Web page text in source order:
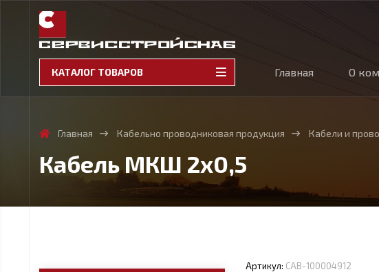
КАТАЛОГ ТОВАРОВ Главная О
Главная Кабельно проводниковая продукция Кабели и
Кабель МКШ 2х0,5
Артикул: CAB-100004912